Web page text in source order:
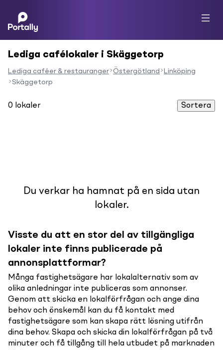
Lediga cafélokaler i Skäggetorp
Lediga caféer & restauranger Östergötland
Linköping
Skäggetorp
0 lokaler Sortera
Du verkar ha hamnat på en sida utan
lokaler.
Visste du att en stor del av tillgängliga
lokaler inte finns publicerade på
annonsplattformar?
Många fastighetsägare har lokalalternativ som av
olika anledningar inte publiceras som annonser.
Genom att skicka en lokalförfrågan och ange dina
behov och önskemål kan du få kontakt med
fastighetsägare som kan skapa rätt lösning utifrån
dina behov. Skapa och skicka din lokalförfrågan på två
minuter och få tillgång till hela utbudet på marknaden